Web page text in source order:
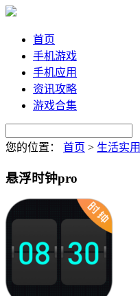
首页
手机游戏
手机应用
资讯攻略
游戏合集
您的位置： 首页 > 生活实用
悬浮时钟pro